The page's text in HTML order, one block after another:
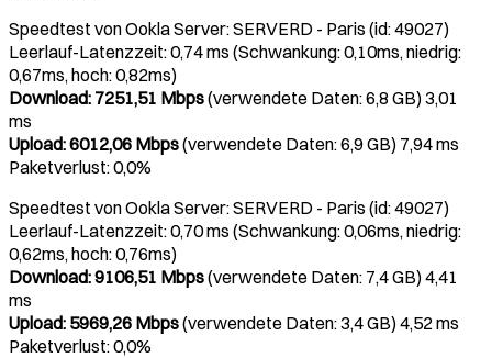
Speedtest von Ookla Server: SERVERD - Paris (id: 49027)
Leerlauf-Latenzzeit: 0,74 ms (Schwankung: 0,10ms, niedrig:
0,67ms, hoch: 0,82ms)
Download: 7251,51 Mbps(verwendete Daten: 6,8 GB) 3,01
ms
Upload: 6012,06 Mbps(verwendete Daten: 6,9 GB) 7,94 ms
Paketverlust: 0,0%
Speedtest von Ookla Server: SERVERD - Paris (id: 49027)
Leerlauf-Latenzzeit: 0,70 ms (Schwankung: 0,06ms, niedrig:
0,62ms, hoch: 0,76ms)
Download: 9106,51 Mbps(verwendete Daten: 7,4 GB) 4,41
ms
Upload: 5969,26 Mbps(verwendete Daten: 3,4 GB) 4,52 ms
Paketverlust: 0,0%